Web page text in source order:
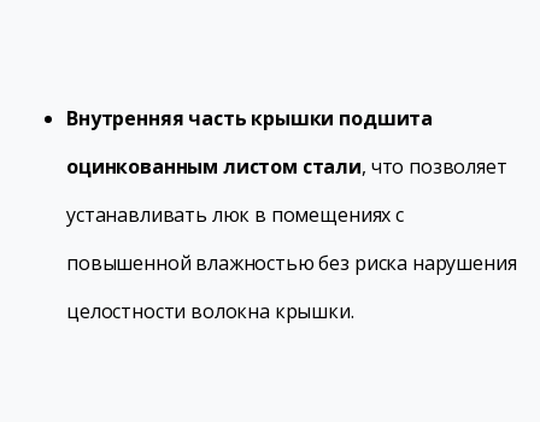
Внутренняя часть крышки подшита
оцинкованным листом стали, что позволяет
устанавливать люк в помещениях с
повышенной влажностью без риска нарушения
целостности волокна крышки.